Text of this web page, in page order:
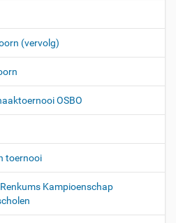
(vervolg)
OSBO
toernooi
Kampioenschap